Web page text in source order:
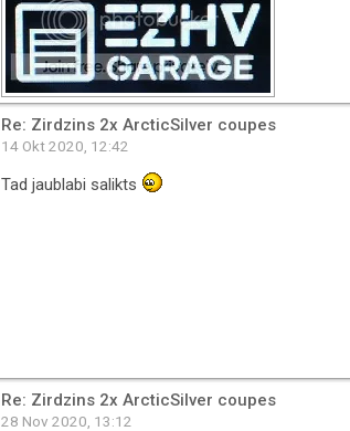
Re: Zirdzins 2x ArcticSilver coupes
14 Okt 2020, 12:42
Tad jaublabi salikts
Re: Zirdzins 2x ArcticSilver coupes
28 Nov 2020, 13:12